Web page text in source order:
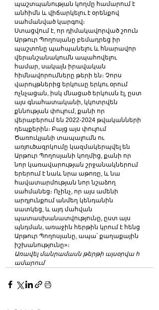
պաշտպանության կողմը համարում է
անհիմն և վիճարկելու է օրենքով
սահմանված կարգով։
Ստացվում է, որ դիմակավորված շոուն
Արթուր Պողոսյանը բեմադրեց իր
պաշտոնը պահպանելու և հնարավոր
վերանշանակումն ապահովելու
համար, սակայն իրավական
հիմնավորումները թերի են։ Չորս
վարույթներից երկուսը երկու օրում
ոչնչացան, իսկ մնացած երկուսն էլ, ըստ
այս գնահատականի, կկոտրվեն
քննության փուլում, քանի որ
վերաբերում են 2022-2024 թվականների
դեպքերին։ Բայց այս փուլում
Ծառուկյանի տապալումն ու
առյուծազրկումը կազմակերպվել են
Արթուր Պողոսյանի կողմից, քանի որ
նոր կառավարության շրջանակներում
երերում է նաև նրա աթոռը, և նա
հավատարմության նոր նշաձող
սահմանեց։ Ոչինչ, որ այս ամենի
արդյունքում անմեղ կենդանին
սատկեց, և այդ մահվան
պատասխանատվությունը, ըստ այս
պնդման, առաջին հերթին կրում է հենց
Արթուր Պողոսյանը, ապա՝ քաղաքային
իշխանությունը»։
Առավել մանրամասն թերթի այսօրվա հ
ամարում